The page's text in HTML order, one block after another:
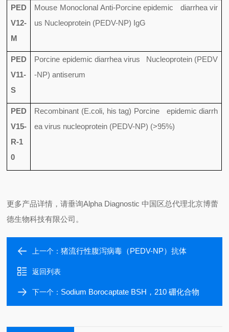
PED
V12-
M
Mouse Monoclonal Anti-Porcine epidemic diarrhea vir
us Nucleoprotein (PEDV-NP) IgG
PED
V11-
S
Porcine epidemic diarrhea virus Nucleoprotein (PEDV
-NP) antiserum
PED
V15-
R-1
0
Recombinant (E.coli, his tag) Porcine epidemic diarrh
ea virus nucleoprotein (PEDV-NP) (>95%)
更多产品详情，请垂询Alpha Diagnostic 中国区总代理北京博蕾
德生物科技有限公司。
上一个：猪流行性腹泻病毒（PEDV-NP）抗体
返回列表
下一个： Sodium Borocaptate BSH，210 硼化合物